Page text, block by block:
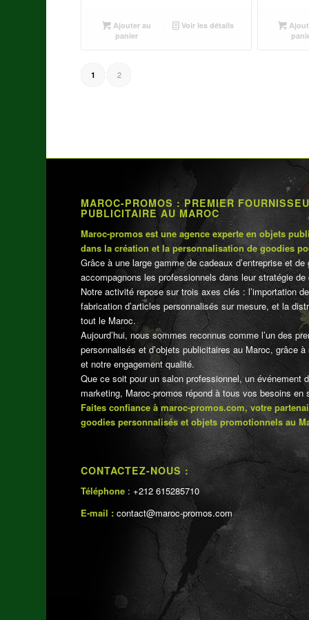
Ajouter au
panier
Voir les détails
1 2
MAROC-PROMOS : PREMIER
PUBLICITAIRE AU MAROC
Maroc-promos est une agence experte en objets
dans la création et la personnalisation de goodies
Grâce à une large gamme de cadeaux d’entreprise et
accompagnons les professionnels dans leur stratégie de
Notre activité repose sur trois axes clés : l’importation
fabrication d’articles personnalisés sur mesure, et la
tout le Maroc.
Aujourd’hui, nous sommes reconnus comme l’un des
personnalisés et d’objets publicitaires au Maroc, grâce
et notre engagement qualité.
Que ce soit pour un salon professionnel, un événement
marketing, Maroc-promos répond à tous vos besoins en
Faites confiance à maroc-promos.com, votre
goodies personnalisés et objets promotionnels au
CONTACTEZ-NOUS :
Téléphone : +212 615285710
E-mail : contact@maroc-promos.com